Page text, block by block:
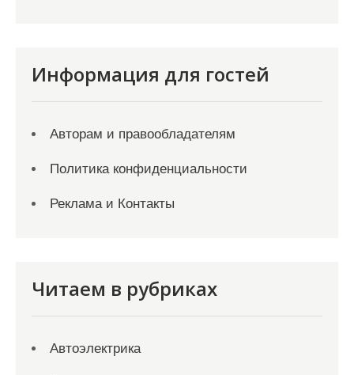
Информация для гостей
Авторам и правообладателям
Политика конфиденциальности
Реклама и Контакты
Читаем в рубриках
Автоэлектрика